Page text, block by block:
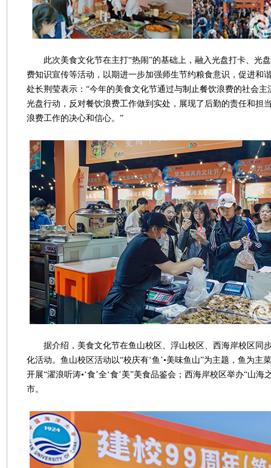
此次美食文化节在主打“热闹”的基础上，融入光盘打卡、光
费知识宣传等活动，以期进一步加强师生节约粮食意识，促进和
处长荆莹表示：“今年的美食文化节通过与制止餐饮浪费的社会主
光盘行动，反对餐饮浪费工作做到实处，展现了后勤的责任和担
浪费工作的决心和信心。”
据介绍，美食文化节在鱼山校区、浮山校区、西海岸校区同
化活动。鱼山校区活动以“校庆有‘鱼’•美味鱼山”为主题，鱼为主
开展“濯浪听涛•‘食’全‘食’美”美食品鉴会；西海岸校区举办“山海
市。